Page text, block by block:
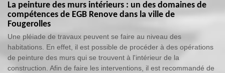
La peinture des murs intérieurs : un des domaines de
compétences de EGB Renove dans la ville de
Fougerolles
Une pléiade de travaux peuvent se faire au niveau des
habitations. En effet, il est possible de procéder à des opérations
de peinture des murs qui se trouvent à l'intérieur de la
construction. Afin de faire les interventions, il est recommandé de